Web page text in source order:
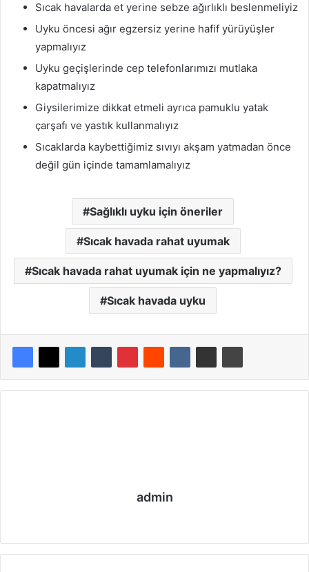
Sıcak havalarda et yerine sebze ağırlıklı beslenmeliyiz
Uyku öncesi ağır egzersiz yerine hafif yürüyüşler
yapmalıyız
Uyku geçişlerinde cep telefonlarımızı mutlaka
kapatmalıyız
Giysilerimize dikkat etmeli ayrıca pamuklu yatak
çarşafı ve yastık kullanmalıyız
Sıcaklarda kaybettiğimiz sıvıyı akşam yatmadan önce
değil gün içinde tamamlamalıyız
Sağlıklı uyku için öneriler
Sıcak havada rahat uyumak
Sıcak havada rahat uyumak için ne yapmalıyız?
Sıcak havada uyku
admin
sit bo
ra